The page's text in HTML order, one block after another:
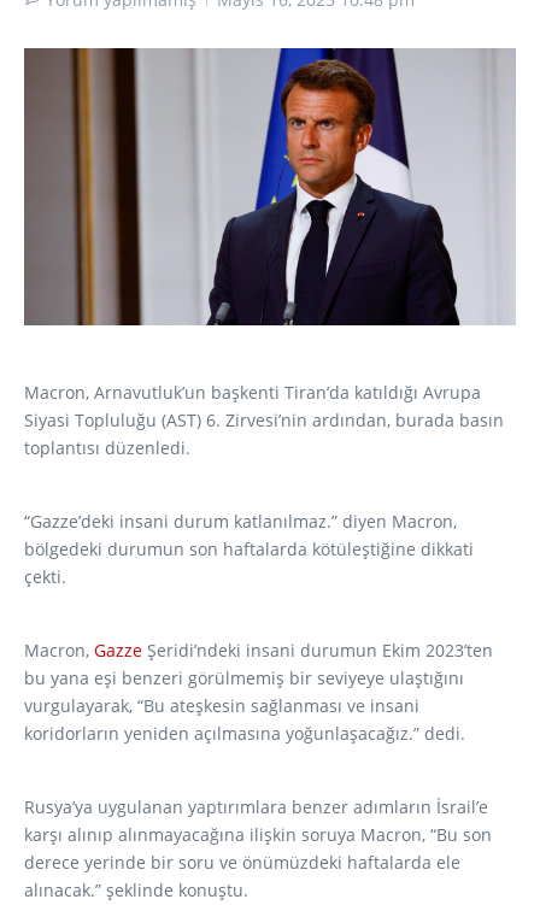
Macron, Arnavutluk’un başkenti Tiran’da katıldığı Avrupa
Siyasi Topluluğu (AST) 6. Zirvesi’nin ardından, burada basın
toplantısı düzenledi.
“Gazze’deki insani durum katlanılmaz.” diyen Macron,
bölgedeki durumun son haftalarda kötüleştiğine dikkati
çekti.
Macron, Gazze Şeridi’ndeki insani durumun Ekim 2023’ten
bu yana eşi benzeri görülmemiş bir seviyeye ulaştığını
vurgulayarak, “Bu ateşkesin sağlanması ve insani
koridorların yeniden açılmasına yoğunlaşacağız.” dedi.
Rusya’ya uygulanan yaptırımlara benzer adımların İsrail’e
karşı alınıp alınmayacağına ilişkin soruya Macron, “Bu son
derece yerinde bir soru ve önümüzdeki haftalarda ele
alınacak.” şeklinde konuştu.